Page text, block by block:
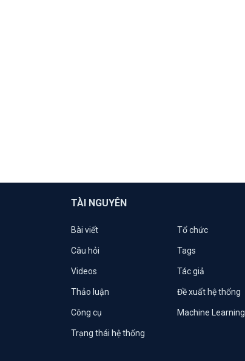
TÀI NGUYÊN
Bài viết Tổ chức
Câu hỏi Tags
Videos Tác giả
Thảo luận Đề xuất hệ thống
Công cụ Machine Learning
Trạng thái hệ thống